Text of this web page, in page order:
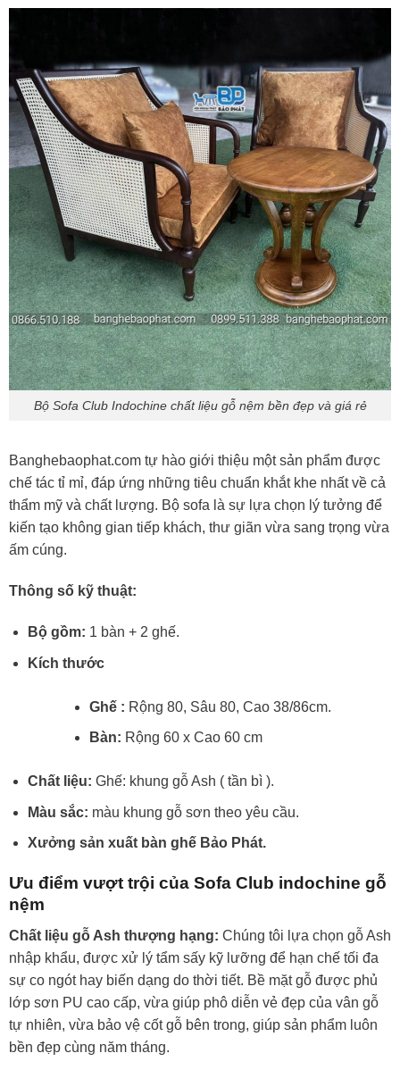
Bộ Sofa Club Indochine chất liệu gỗ nệm bền đẹp và giá rẻ
Banghebaophat.com tự hào giới thiệu một sản phẩm được
chế tác tỉ mỉ, đáp ứng những tiêu chuẩn khắt khe nhất về cả
thẩm mỹ và chất lượng. Bộ sofa là sự lựa chọn lý tưởng để
kiến tạo không gian tiếp khách, thư giãn vừa sang trọng vừa
ấm cúng.
Thông số kỹ thuật:
Bộ gồm: 1 bàn + 2 ghế.
Kích thước
Ghế : Rộng 80, Sâu 80, Cao 38/86cm.
Bàn: Rộng 60 x Cao 60 cm
Chất liệu: Ghế: khung gỗ Ash ( tần bì ).
Màu sắc: màu khung gỗ sơn theo yêu cầu.
Xưởng sản xuất bàn ghế Bảo Phát.
Ưu điểm vượt trội của Sofa Club indochine gỗ
nệm
Chất liệu gỗ Ash thượng hạng: Chúng tôi lựa chọn gỗ Ash
nhập khẩu, được xử lý tẩm sấy kỹ lưỡng để hạn chế tối đa
sự co ngót hay biến dạng do thời tiết. Bề mặt gỗ được phủ
lớp sơn PU cao cấp, vừa giúp phô diễn vẻ đẹp của vân gỗ
tự nhiên, vừa bảo vệ cốt gỗ bên trong, giúp sản phẩm luôn
bền đẹp cùng năm tháng.